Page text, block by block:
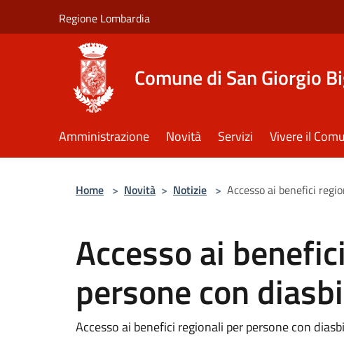
Regione Lombardia
Comune di San Giorgio
Amministrazione Novità Servizi Vivere il
Home > Novità > Notizie > Accesso ai benefici
Accesso ai
persone con
Accesso ai benefici regionali per persone con